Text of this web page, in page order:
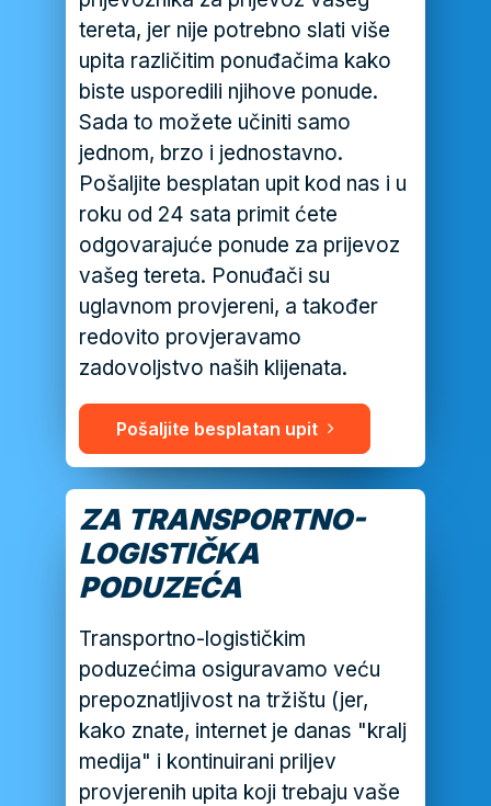
tereta, jer nije potrebno slati više
upita različitim ponuđačima kako
biste usporedili njihove ponude.
Sada to možete učiniti samo
jednom, brzo i jednostavno.
Pošaljite besplatan upit kod nas i u
roku od 24 sata primit ćete
odgovarajuće ponude za prijevoz
vašeg tereta. Ponuđači su
uglavnom provjereni, a također
redovito provjeravamo
zadovoljstvo naših klijenata.
Pošaljite besplatan upit
ZA TRANSPORTNO-
LOGISTIČKA
PODUZEĆA
Transportno-logističkim
poduzećima osiguravamo veću
prepoznatljivost na tržištu (jer,
kako znate, internet je danas "kralj
medija" i kontinuirani priljev
provjerenih upita koji trebaju vaše